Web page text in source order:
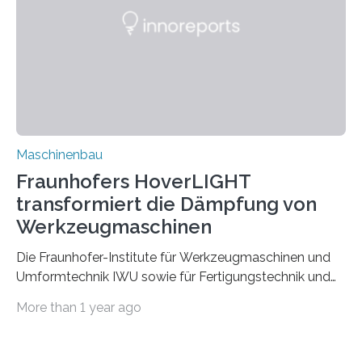
Durch den verstärkten Einsatz von Rezyklaten
Maschinenbau
Fraunhofers HoverLIGHT
transformiert die Dämpfung von
Werkzeugmaschinen
Die Fraunhofer-Institute für Werkzeugmaschinen und
Umformtechnik IWU sowie für Fertigungstechnik und
Durchbruch in der Materialforschung erzielt: Der
More than 1 year ago